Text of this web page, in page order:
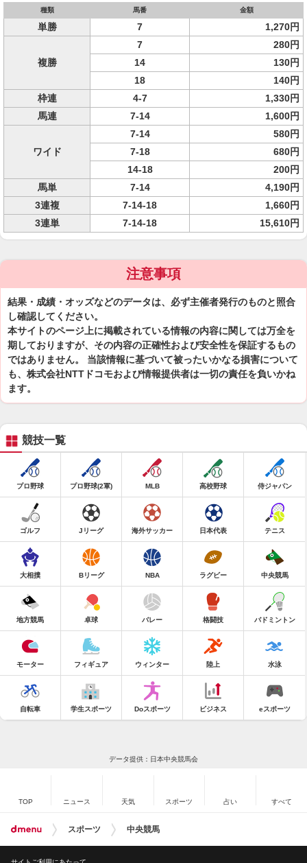
種類 馬番 金額
単勝 7 1,270円
複勝
7
280円
14
130円
18
140円
枠連
4-7
1,330円
馬連
7-14 1,600円
ワイド
7-14
580円
7-18
680円
14-18
200円
馬単
7-14
4,190円
3連複
7-14-18
1,660円
3連単
7-14-18 15,610円
注意事項
結果・成績・オッズなどのデータは、必ず主催者発行のものと照合
し確認してください。
本サイトのページ上に掲載されている情報の内容に関しては万全を
期しておりますが、その内容の正確性および安全性を保証するもの
ではありません。 当該情報に基づいて被ったいかなる損害について
も、株式会社NTTドコモおよび情報提供者は一切の責任を負いかね
ます。
競技一覧
プロ野球 プロ野球(2軍) MLB 高校野球 侍ジャパン
ゴルフ Jリーグ 海外サッカー 日本代表 テニス
大相撲 Bリーグ NBA ラグビー 中央競馬
地方競馬 卓球 バレー 格闘技 バドミントン
モーター フィギュア ウィンター 陸上 水泳
自転車 学生スポーツ Doスポーツ ビジネス eスポーツ
データ提供：日本中央競馬会
TOP ニュース 天気 スポーツ 占い すべて
スポーツ 中央競馬